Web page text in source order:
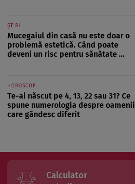
ȘTIRI
Mucegaiul din casă nu este doar o
problemă estetică. Când poate
deveni un risc pentru sănătate ...
HOROSCOP
Te-ai născut pe 4, 13, 22 sau 31? Ce
spune numerologia despre oamenii
care gândesc diferit
Calculator